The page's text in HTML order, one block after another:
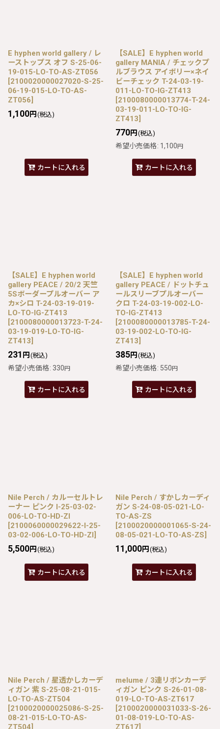
E hyphen world gallery / レ
ーストップス オフ S-25-06-
19-015-LO-TO-AS-ZT056
[2100020000027020-S-25-
06-19-015-LO-TO-AS-
ZT056]
1,100円 (税込)
カートに入れる
【SALE】E hyphen world
gallery MANIA / チェックプ
ルブラウス アイボリー×ネイ
ビーチェック T-24-03-19-
011-LO-TO-IG-ZT413
[2100080000013774-T-24-
03-19-011-LO-TO-IG-
ZT413]
770円 (税込)
希望小売価格: 1,100円
カートに入れる
【SALE】E hyphen world
gallery PEACE / 20/2 天竺
5Sボーダープルオーバー ア
カ×シロ T-24-03-19-019-
LO-TO-IG-ZT413
[2100080000013723-T-24-
03-19-019-LO-TO-IG-
ZT413]
231 円 (税込)
希望小売価格: 330円
カートに入れる
【SALE】E hyphen world
gallery PEACE / ドットチュ
ールスリーブプルオーバー
クロ T-24-03-19-002-LO-
TO-IG-ZT413
[2100080000013785-T-24-
03-19-002-LO-TO-IG-
ZT413]
385円 (税込)
希望小売価格: 550円
カートに入れる
Nile Perch / カルーセルトレ
ーナー ピンク I-25-03-02-
006-LO-TO-HD-ZI
[2100060000029622-I-25-
03-02-006-LO-TO-HD-ZI]
5,500円 (税込)
カートに入れる
Nile Perch / すかしカーディ
ガン S-24-08-05-021-LO-
TO-AS-ZS
[2100020000001065-S-24-
08-05-021-LO-TO-AS-ZS]
11,000円 (税込)
カートに入れる
Nile Perch / 星透かしカーデ
ィガン 紫 S-25-08-21-015-
LO-TO-AS-ZT504
[2100020000025086-S-25-
08-21-015-LO-TO-AS-
ZT504]
melume / 3連リボンカーデ
ィガン ピンク S-26-01-08-
019-LO-TO-AS-ZT617
[2100020000031033-S-26-
01-08-019-LO-TO-AS-
ZT617]